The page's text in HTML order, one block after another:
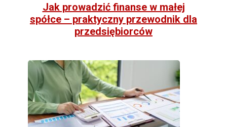
Jak prowadzić finanse w małej
spółce – praktyczny przewodnik dla
przedsiębiorców